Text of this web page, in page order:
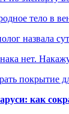
тело в
назвала
нет.
покрытие
как